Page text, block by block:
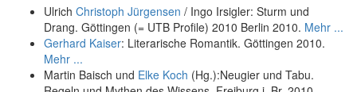
Ulrich Christoph Jürgensen / Ingo Irsigler: Sturm und
Drang. Göttingen (= UTB Profile) 2010 Berlin 2010. Mehr ...
Gerhard Kaiser: Literarische Romantik. Göttingen 2010.
Mehr ...
Martin Baisch und Elke Koch (Hg.):Neugier und Tabu.